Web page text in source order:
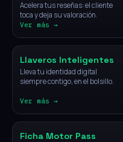
Acelera tus reseñas: el cliente
toca y deja su valoración.
Ver más →
NFC
Llaveros Inteligentes
Lleva tu identidad digital
siempre contigo, en el bolsillo.
Ver más →
Vehículos
Ficha Motor Pass